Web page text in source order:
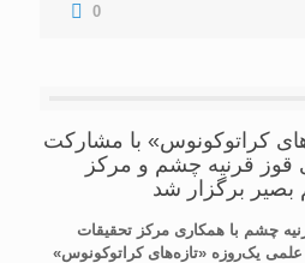
0
کراتوکونوس» با مشارکت
قوز قرنیه چشم و مرکز
برگزار شد
چشم با همکاری مرکز تحقیقات
یک‌روزه «تازه‌های کراتوکونوس»